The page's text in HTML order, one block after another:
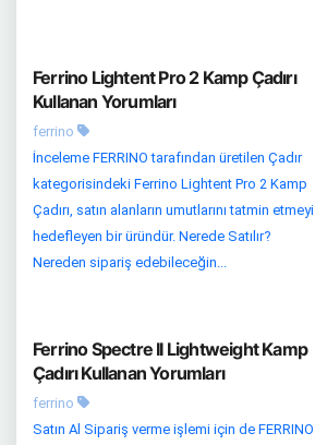
Ferrino Lightent Pro 2 Kamp Çadırı
Kullanan Yorumları
ferrino
İnceleme FERRINO tarafından üretilen Çadır
kategorisindeki Ferrino Lightent Pro 2 Kamp
Çadırı, satın alanların umutlarını tatmin etmeyi
hedefleyen bir üründür. Nerede Satılır?
Nereden sipariş edebileceğin...
Ferrino Spectre II Lightweight Kamp
Çadırı Kullanan Yorumları
ferrino
Satın Al Sipariş verme işlemi için de FERRINO